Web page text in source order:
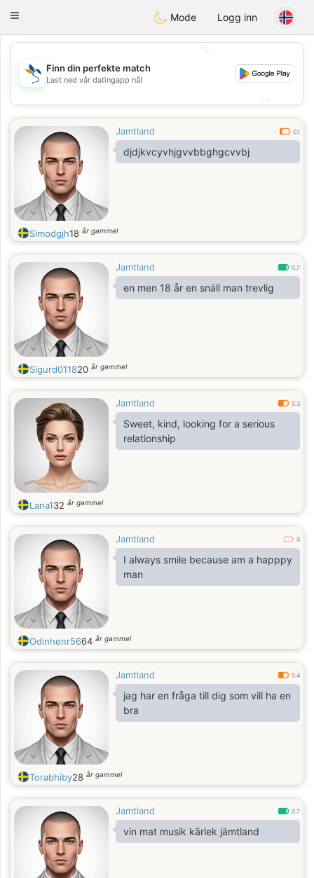
SvenskaDating
Toggle
Mode Logg inn
💖
💕
Finn din perfekte match
Last ned vår datingapp nå!
Jamtland 0.1
djdjkvcyvhjgvvbbghgcvvbj
Simodgjh18 år gammel
Jamtland 0.7
en men 18 år en snäll man trevlig
Sigurd011820 år gammel
Jamtland 0.3
Sweet, kind, looking for a serious
relationship
Lana132 år gammel
Jamtland 0
I always smile because am a happpy
man
Odinhenr5664 år gammel
Jamtland 0.4
jag har en fråga till dig som vill ha en
bra
Torabhiby28 år gammel
Jamtland 0.7
vin mat musik kärlek jämtland